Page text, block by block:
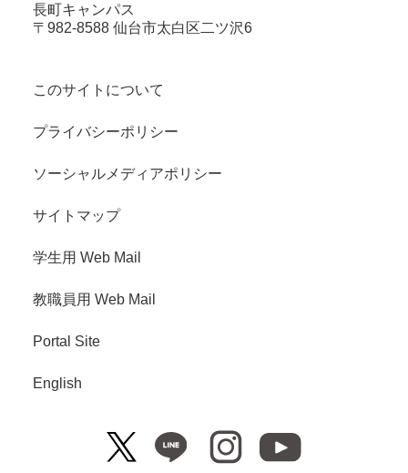
長町キャンパス
〒982-8588 仙台市太白区二ツ沢6
このサイトについて
プライバシーポリシー
ソーシャルメディアポリシー
サイトマップ
学生用 Web Mail
教職員用 Web Mail
Portal Site
English